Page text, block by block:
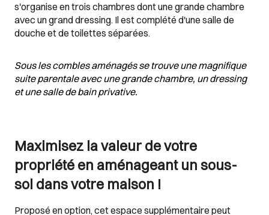
s'organise en trois chambres dont une grande chambre
avec un grand dressing. Il est complété d'une salle de
douche et de toilettes séparées.
Sous les combles aménagés se trouve une magnifique
suite parentale avec une grande chambre, un dressing
et une salle de bain privative.
Maximisez la valeur de votre
propriété en aménageant un sous-
sol dans votre maison !
Proposé en option, cet espace supplémentaire peut